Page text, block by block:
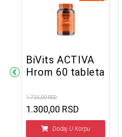
BiVits ACTIVA
Hrom 60 tableta
1.725,00 RSD
1.300,00 RSD
Dodaj U Korpu